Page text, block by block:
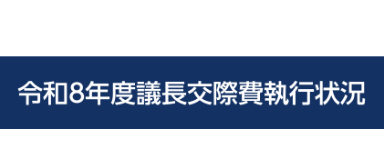
令和8年度議長交際費執行状況